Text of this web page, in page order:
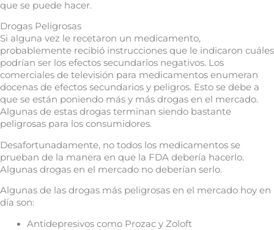
que se puede hacer.
Drogas Peligrosas
Si alguna vez le recetaron un medicamento,
probablemente recibió instrucciones que le indicaron cuáles
podrían ser los efectos secundarios negativos. Los
comerciales de televisión para medicamentos enumeran
docenas de efectos secundarios y peligros. Esto se debe a
que se están poniendo más y más drogas en el mercado.
Algunas de estas drogas terminan siendo bastante
peligrosas para los consumidores.
Desafortunadamente, no todos los medicamentos se
prueban de la manera en que la FDA debería hacerlo.
Algunas drogas en el mercado no deberían serlo.
Algunas de las drogas más peligrosas en el mercado hoy en
día son:
Antidepresivos como Prozac y Zoloft